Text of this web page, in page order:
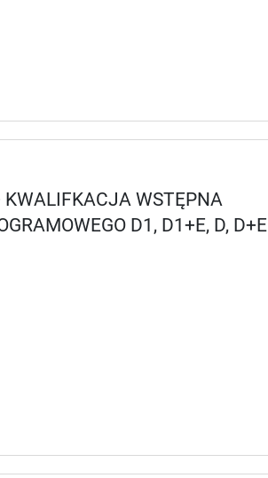
KWALIFKACJA WSTĘPNA
D1, D1+E, D, D+E